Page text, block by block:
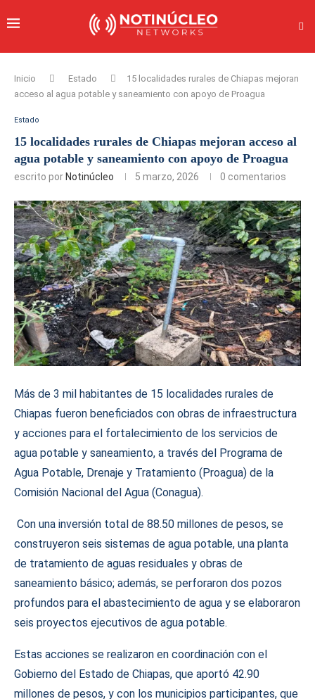
Inicio Estado
15 localidades rurales de Chiapas mejoran
acceso al agua potable y saneamiento con apoyo de Proagua
Estado
15 localidades rurales de Chiapas mejoran acceso al
agua potable y saneamiento con apoyo de Proagua
escrito por Notinúcleo 5 marzo, 2026 0 comentarios
Más de 3 mil habitantes de 15 localidades rurales de
Chiapas fueron beneficiados con obras de infraestructura
y acciones para el fortalecimiento de los servicios de
agua potable y saneamiento, a través del Programa de
Agua Potable, Drenaje y Tratamiento (Proagua) de la
Comisión Nacional del Agua (Conagua).
Con una inversión total de 88.50 millones de pesos, se
construyeron seis sistemas de agua potable, una planta
de tratamiento de aguas residuales y obras de
saneamiento básico; además, se perforaron dos pozos
profundos para el abastecimiento de agua y se elaboraron
seis proyectos ejecutivos de agua potable.
Estas acciones se realizaron en coordinación con el
Gobierno del Estado de Chiapas, que aportó 42.90
millones de pesos, y con los municipios participantes, que